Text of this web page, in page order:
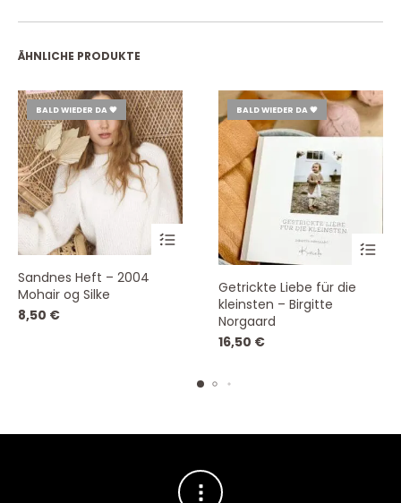
ÄHNLICHE PRODUKTE
BALD WIEDER DA 💗
Sandnes Heft – 2004
Mohair og Silke
8,50 €
BALD WIEDER DA 💗
Getrickte Liebe für die
kleinsten – Birgitte
Norgaard
16,50 €